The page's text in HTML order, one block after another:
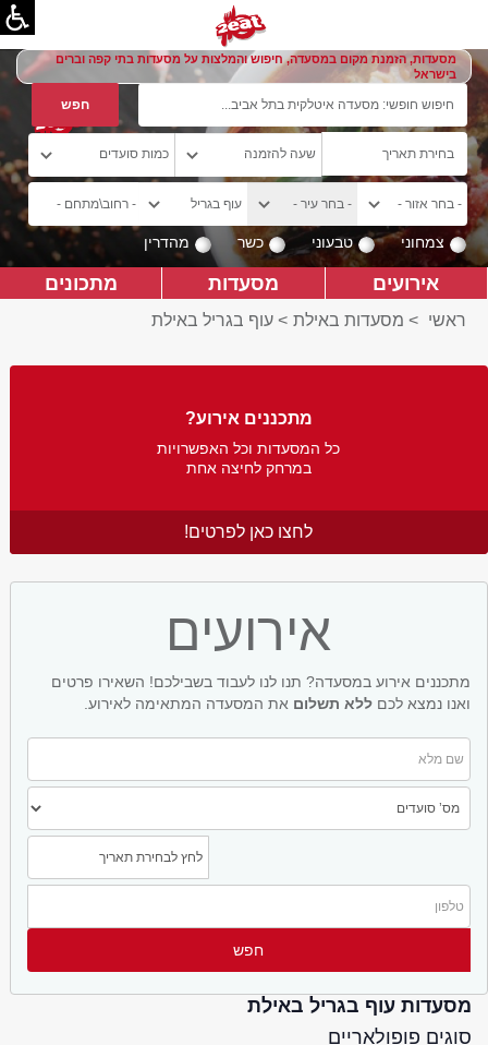
מסעדות, הזמנת מקום במסעדה, חיפוש והמלצות על מסעדות בתי קפה וברים
בישראל
צמחוני טבעוני כשר מהדרין
אירועים מסעדות מתכונים
ראשי > מסעדות באילת > עוף בגריל באילת
מתכננים אירוע?
כל המסעדות וכל האפשרויות
במרחק לחיצה אחת
לחצו כאן לפרטים!
אירועים
מתכננים אירוע במסעדה? תנו לנו לעבוד בשבילכם! השאירו פרטים
ואנו נמצא לכם ללא תשלום את המסעדה המתאימה לאירוע.
מסעדות עוף בגריל באילת
סוגים פופולאריים